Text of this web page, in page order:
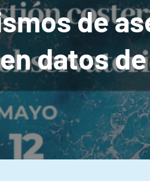
de
datos